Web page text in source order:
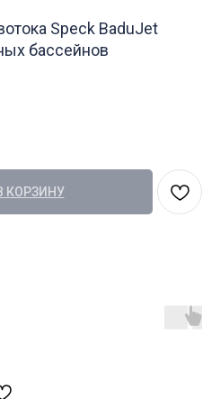
Speck BaduJet
бассейнов
КОРЗИНУ